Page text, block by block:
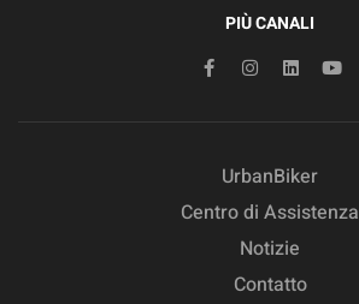
PIÙ CANALI
UrbanBiker
Centro di Assistenza
Notizie
Contatto